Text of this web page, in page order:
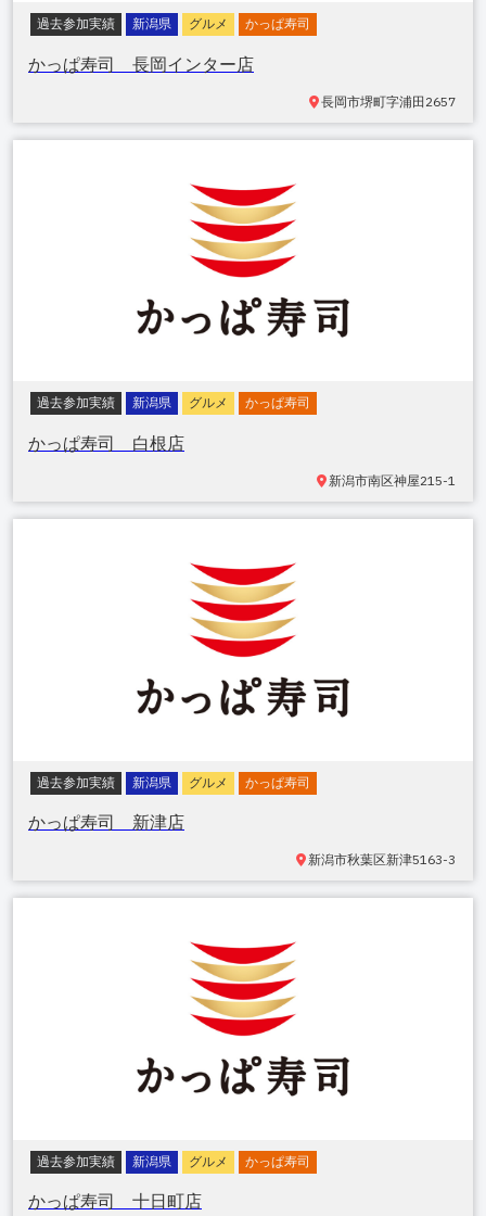
過去参加実績 新潟県 グルメ かっぱ寿司
かっぱ寿司 長岡インター店
長岡市堺町字浦田2657
過去参加実績 新潟県 グルメ かっぱ寿司
かっぱ寿司 白根店
新潟市南区神屋215-1
過去参加実績 新潟県 グルメ かっぱ寿司
かっぱ寿司 新津店
新潟市秋葉区新津5163-3
過去参加実績 新潟県 グルメ かっぱ寿司
かっぱ寿司 十日町店